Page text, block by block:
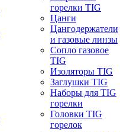
горелки TIG
Цанги
Цангодержатели
и газовые линзы
Сопло газовое
TIG
Изоляторы TIG
Заглушки TIG
Наборы для TIG
горелки
Головки TIG
горелок